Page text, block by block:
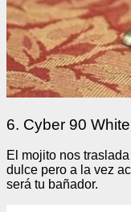
6. Cyber 90
El mojito nos
dulce pero a la vez
será tu bañador.